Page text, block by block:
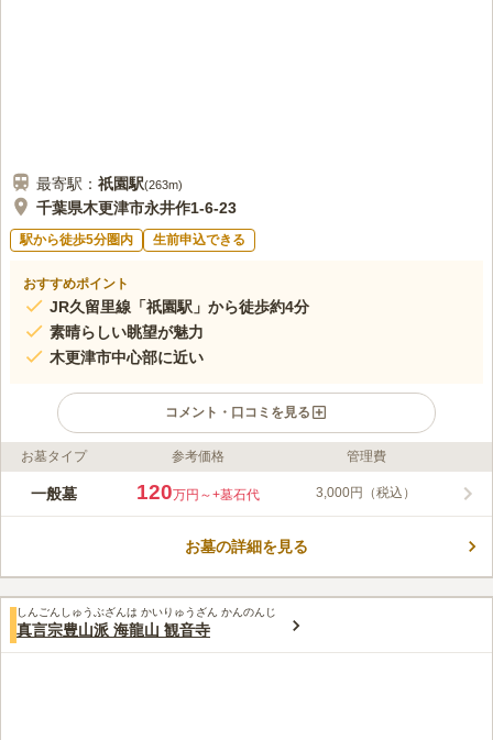
最寄駅： 祇園駅(263m)
千葉県木更津市永井作1-6-23
駅から徒歩5分圏内 生前申込できる
おすすめポイント
JR久留里線「祇園駅」から徒歩約4分
素晴らしい眺望が魅力
木更津市中心部に近い
コメント・口コミを見る
ライフドット編集部のコメント
天性院 追越霊園は日東交通バス「祇園」バス停から徒歩約4分の
ざしが降りそそぐ明るい墓地です。 故人と語らいながら、ゆっ
おすすめです。 霊園前には駐車場が完備されているので、車で
お参りも可能です。
口コミ評価
この霊園はまだ誰からも評価されていません。
お墓タイプ 参考価格 管理費
一般墓 120万円～+墓石代 3,000円（税込）
お墓の詳細を見る
しんごんしゅうぶざんは かいりゅうざん かんのんじ
真言宗豊山派 海龍山 観音寺